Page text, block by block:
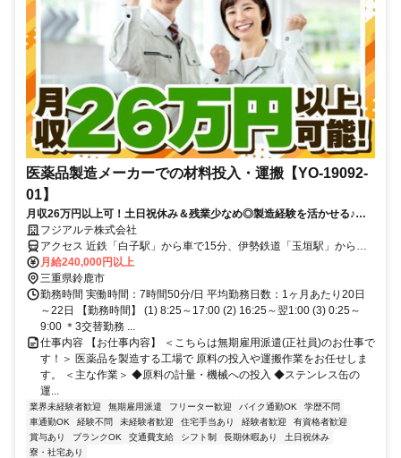
医薬品製造メーカーでの材料投入・運搬【YO-19092-
01】
月収26万円以上可！土日祝休み＆残業少なめ◎製造経験を活かせる♪寮
完備＆寮費補助あり！
フジアルテ株式会社
アクセス 近鉄「白子駅」から車で15分、伊勢鉄道「玉垣駅」から車
で8分
月給240,000円以上
三重県鈴鹿市
勤務時間 実働時間：7時間50分/日 平均勤務日数：1ヶ月あたり20日
～22日 【勤務時間】 (1) 8:25～17:00 (2) 16:25～翌1:00 (3) 0:25～
9:00 ＊3交替勤務 ...
仕事内容 【お仕事内容】 ＜こちらは無期雇用派遣(正社員)のお仕事で
す！＞ 医薬品を製造する工場で 原料の投入や運搬作業をお任せしま
す。 ＜主な作業＞ ◆原料の計量・機械への投入 ◆ステンレス缶の
運...
業界未経験者歓迎 無期雇用派遣 フリーター歓迎 バイク通勤OK
学歴不問
車通勤OK
経験不問 未経験者歓迎 住宅手当あり 経験者歓迎
有資格者歓迎
賞与あり
ブランクOK 交通費支給 シフト制 長期休暇あり
土日祝休み
寮・社宅あり